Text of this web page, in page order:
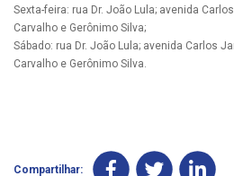
Sexta-feira: rua Dr. João Lula; avenida
Carvalho e Gerônimo Silva;
Sábado: rua Dr. João Lula; avenida Carlos
Carvalho e Gerônimo Silva.
Compartilhar: